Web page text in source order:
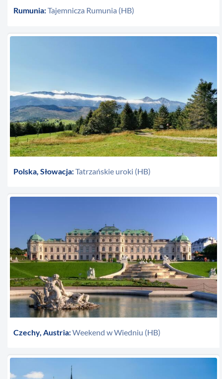
Rumunia:Tajemnicza Rumunia (HB)
Polska, Słowacja:Tatrzańskie uroki (HB)
Czechy, Austria:Weekend w Wiedniu (HB)